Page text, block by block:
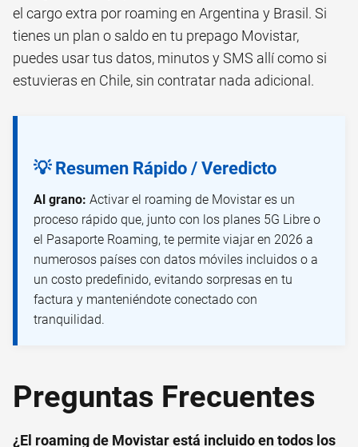
el cargo extra por roaming en Argentina y Brasil. Si
tienes un plan o saldo en tu prepago Movistar,
puedes usar tus datos, minutos y SMS allí como si
estuvieras en Chile, sin contratar nada adicional.
💡 Resumen Rápido / Veredicto
Al grano: Activar el roaming de Movistar es un
proceso rápido que, junto con los planes 5G Libre o
el Pasaporte Roaming, te permite viajar en 2026 a
numerosos países con datos móviles incluidos o a
un costo predefinido, evitando sorpresas en tu
factura y manteniéndote conectado con
tranquilidad.
Preguntas Frecuentes
¿El roaming de Movistar está incluido en todos los